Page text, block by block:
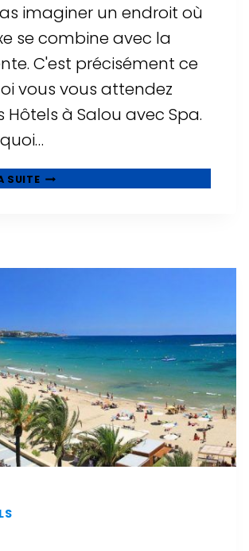
imaginer un endroit où
se combine avec la
C'est précisément ce
vous vous attendez
Hôtels à Salou avec Spa.
SUITEUNE
AVENTURE
DÉTENTE
HÔTELS
DE
SALOU
AVEC
UN
SPA
AU
MEILLEUR
PRIX